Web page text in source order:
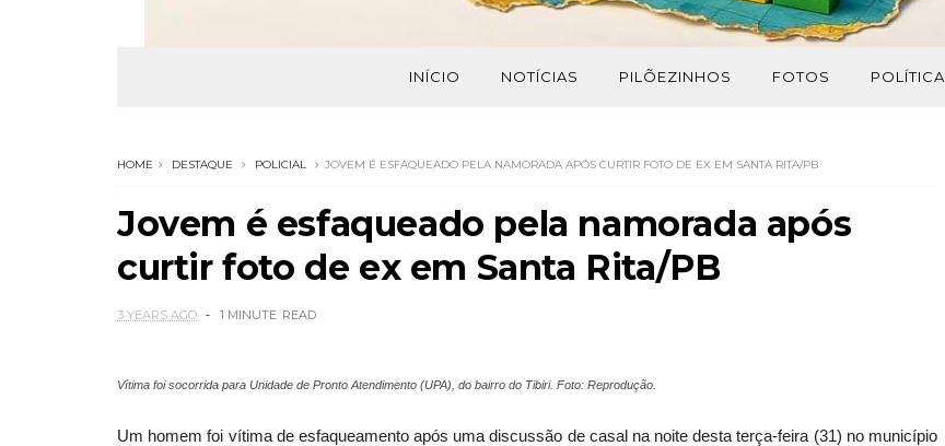
INÍCIO NOTÍCIAS PILÕEZINHOS FOTOS POLÍTICA
HOME DESTAQUE POLICIAL JOVEM É ESFAQUEADO PELA NAMORADA APÓS CURTIR FOTO DE EX EM SANTA RITA/PB
Jovem é esfaqueado pela namorada após
curtir foto de ex em Santa Rita/PB
3 YEARS AGO 1 MINUTE READ
Vítima foi socorrida para Unidade de Pronto Atendimento (UPA), do bairro do Tibiri. Foto: Reprodução.
Um homem foi vítima de esfaqueamento após uma discussão de casal na noite desta terça-feira (31) no município